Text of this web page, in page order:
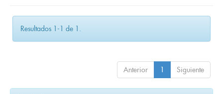
Resultados 1-1 de 1.
Anterior 1 Siguiente